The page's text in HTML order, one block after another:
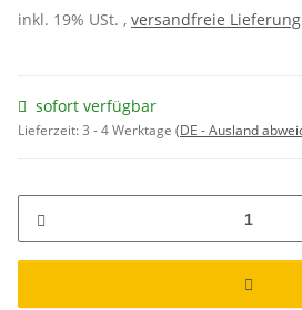
inkl. 19% USt. , versandfreie
sofort verfügbar
Lieferzeit:3 - 4 Werktage (DE - Ausland